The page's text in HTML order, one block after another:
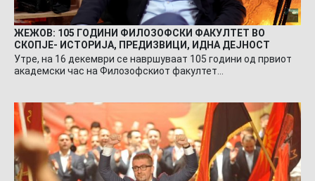
ЖЕЖОВ: 105 ГОДИНИ ФИЛОЗОФСКИ ФАКУЛТЕТ ВО
СКОПЈЕ- ИСТОРИЈА, ПРЕДИЗВИЦИ, ИДНА ДЕЈНОСТ
Утре, на 16 декември се навршуваат 105 години од првиот
академски час на Филозофскиот факултет…